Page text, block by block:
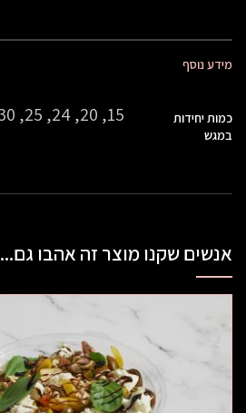
מידע נוסף
כמות יחידות
במגש
אנשים שקנו מוצר זה אהבו גם...